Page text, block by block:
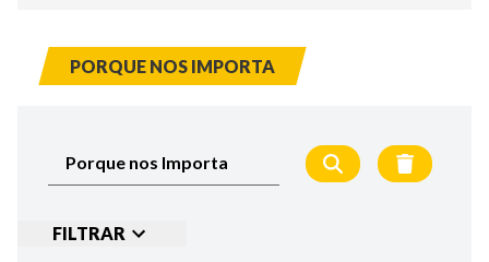
PORQUE NOS IMPORTA
FILTRAR